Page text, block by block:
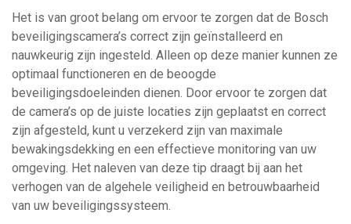
Het is van groot belang om ervoor te zorgen dat de Bosch
beveiligingscamera’s correct zijn geïnstalleerd en
nauwkeurig zijn ingesteld. Alleen op deze manier kunnen ze
optimaal functioneren en de beoogde
beveiligingsdoeleinden dienen. Door ervoor te zorgen dat
de camera’s op de juiste locaties zijn geplaatst en correct
zijn afgesteld, kunt u verzekerd zijn van maximale
bewakingsdekking en een effectieve monitoring van uw
omgeving. Het naleven van deze tip draagt bij aan het
verhogen van de algehele veiligheid en betrouwbaarheid
van uw beveiligingssysteem.